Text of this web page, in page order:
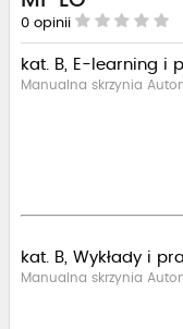
0 opinii
kat. B, E-learning i
Manualna skrzynia
kat. B, Wykłady i
Manualna skrzynia